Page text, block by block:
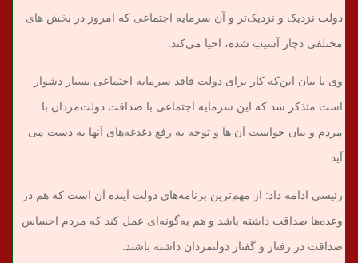
دولت نزدیک و نزدیک‌تر و آن سرمایه اجتماعی که امروز در بخش های
مختلفی دچار آسیب شده، احیا می‌کند.
وی با بیان این‌که کار برای دولت فاقد سرمایه اجتماعی بسیار دشوار
است متذکر شد که این سرمایه اجتماعی با صداقت دولت‌مردان با
مردم و بیان خواست آن ها و توجه به رفع دغدغه‌های آنها به دست می
آید.
رئیسی ادامه داد: از مهم‌ترین برنامه‌های دولت آینده آن است که هم در
وعده‌ها صداقت داشته باشد و هم به‌گونه‌ای عمل کند که مردم احساس
صداقت در رفتار و گفتار دولتمردان داشته باشند.